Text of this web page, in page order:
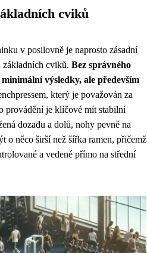
cviků
v posilovně je naprosto zásadní
základních cviků. Bez správného
výsledky, ale především
který je považován za
provádění je klíčové mít stabilní
dozadu a dolů, nohy pevně na
o něco širší než šířka ramen, přičemž
a vedené přímo na střední